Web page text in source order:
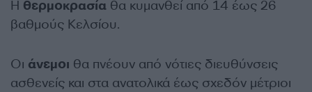
Η θερμοκρασία θα κυμανθεί από 14 έως 26
βαθμούς Κελσίου.
Οι άνεμοι θα πνέουν από νότιες διευθύνσεις
ασθενείς και στα ανατολικά έως σχεδόν μέτριοι